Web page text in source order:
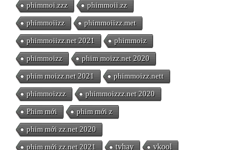
phimmoi.zzz
phimmoii.zz
phimmoiizz
phimmoiizz.met
phimmoiizz.net 2021
phimmoiz
phimmoizz
phim moizz.net 2020
phim moizz.net 2021
phimmoizz.nett
phimmoizzz
phimmoizzz.net 2020
Phim mới
phim mới z
phim mới zz.net 2020
phim mới zz.net 2021
tvhay
vkool